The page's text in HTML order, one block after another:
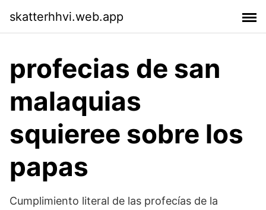
skatterhhvi.web.app
profecias de san
malaquias
squieree sobre los
papas
Cumplimiento literal de las profecías de la